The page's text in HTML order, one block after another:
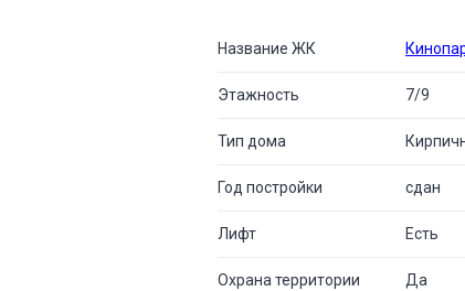
Название ЖК
Этажность 7/9
Тип дома
Год постройки сдан
Лифт Есть
Охрана территории Да